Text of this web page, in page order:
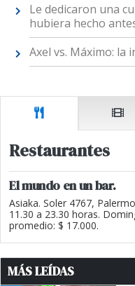
Le dedicaron una
hubiera hecho
Axel vs. Máximo: la
Restaurantes
El mundo en un bar.
Asiaka. Soler 4767,
11.30 a 23.30 horas.
promedio: $ 17.000.
MÁS LEÍDAS